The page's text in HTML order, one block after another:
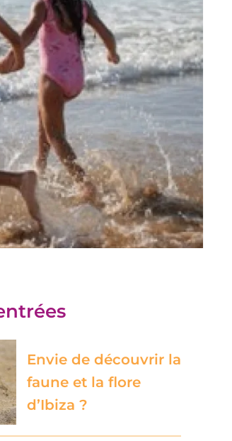
Envie de découvrir la
faune et la flore
d’Ibiza ?